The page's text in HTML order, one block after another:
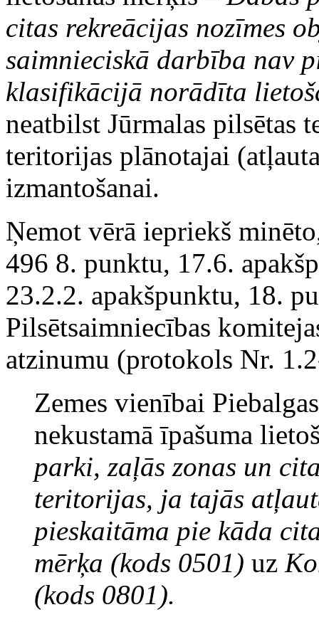
citas rekreācijas nozīmes
saimnieciskā darbība nav
klasifikācijā norādīta
neatbilst Jūrmalas pilsētas
teritorijas plānotajai
izmantošanai.
Ņemot vērā iepriekš
496 8. punktu, 17.6.
23.2.2. apakšpunktu, 18.
Pilsētsaimniecības
atzinumu (protokols Nr.
Zemes vienībai
nekustamā īpašuma
parki, zaļās zonas un
teritorijas, ja tajās
pieskaitāma pie kāda
mērķa (kods 0501) uz
(kods 0801).